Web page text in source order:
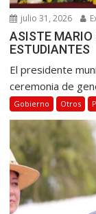
julio 31, 2026
ASISTE
ESTUDIANTES
El presidente
ceremonia de
Gobierno Otros